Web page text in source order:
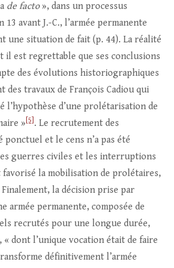
de facto», dans un processus
avant J.-C., l’armée permanente
une situation de fait (p. 44). La réalité
il est regrettable que ses conclusions
des évolutions historiographiques
des travaux de François Cadiou qui
l’hypothèse d’une prolétarisation de
» [5] . Le recrutement des
et le cens n’a pas été
guerres civiles et les interruptions
la mobilisation de prolétaires,
la décision prise par
armée permanente, composée de
recrutés pour une longue durée,
dont l’unique vocation était de faire
définitivement l’armée